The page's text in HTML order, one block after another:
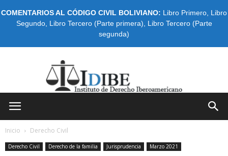
COMENTARIOS AL CÓDIGO CIVIL BOLIVIANO: Libro Primero Libro
Segundo, Libro Tercero (Parte primera)
Libro Tercero (Parte
segunda)
Inicio Derecho Civil
Derecho Civil Derecho de la familia Jurisprudencia Marzo 2021